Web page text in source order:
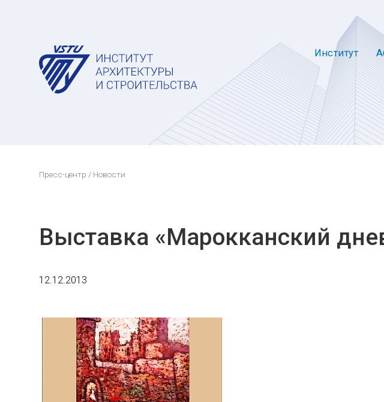
Институт
Пресс-центр / Новости
Выставка «Марокканский
12.12.2013